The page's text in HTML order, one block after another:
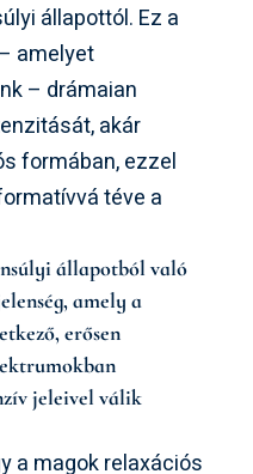
állapottól. Ez a
amelyet
– drámaian
akár
formában, ezzel
téve a
állapotból való
amely a
erősen
jeleivel válik
a magok relaxációs